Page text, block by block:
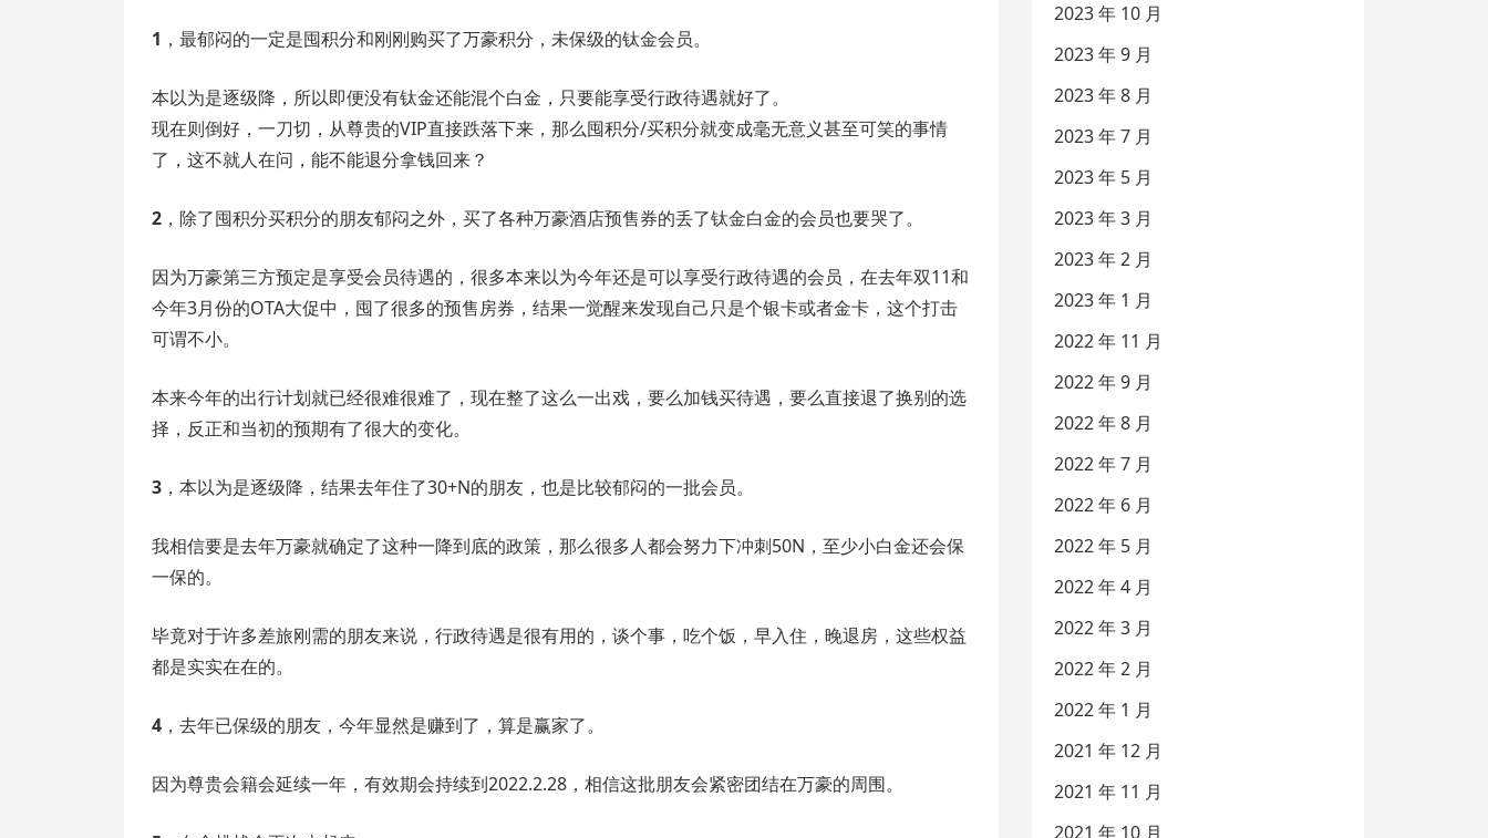
1 ，最郁闷的一定是囤积分和刚刚购买了万豪积分，未保级的钛金会员。
本以为是逐级降，所以即便没有钛金还能混个白金，只要能享受行政待遇就好了。
现在则倒好，一刀切，从尊贵的VIP直接跌落下来，那么囤积分/买积分就变成毫无意义甚至可笑的事情
了，这不就人在问，能不能退分拿钱回来？
2 ，除了囤积分买积分的朋友郁闷之外，买了各种万豪酒店预售券的丢了钛金白金的会员也要哭了。
因为万豪第三方预定是享受会员待遇的，很多本来以为今年还是可以享受行政待遇的会员，在去年双11和
今年3月份的OTA大促中，囤了很多的预售房券，结果一觉醒来发现自己只是个银卡或者金卡，这个打击
可谓不小。
本来今年的出行计划就已经很难很难了，现在整了这么一出戏，要么加钱买待遇，要么直接退了换别的选
择，反正和当初的预期有了很大的变化。
3 ，本以为是逐级降，结果去年住了30+N的朋友，也是比较郁闷的一批会员。
我相信要是去年万豪就确定了这种一降到底的政策，那么很多人都会努力下冲刺50N，至少小白金还会保
一保的。
毕竟对于许多差旅刚需的朋友来说，行政待遇是很有用的，谈个事，吃个饭，早入住，晚退房，这些权益
都是实实在在的。
4 ，去年已保级的朋友，今年显然是赚到了，算是赢家了。
因为尊贵会籍会延续一年，有效期会持续到2022.2.28，相信这批朋友会紧密团结在万豪的周围。
2023 年 10 月
2023 年 9 月
2023 年 8 月
2023 年 7 月
2023 年 5 月
2023 年 3 月
2023 年 2 月
2023 年 1 月
2022 年 11 月
2022 年 9 月
2022 年 8 月
2022 年 7 月
2022 年 6 月
2022 年 5 月
2022 年 4 月
2022 年 3 月
2022 年 2 月
2022 年 1 月
2021 年 12 月
2021 年 11 月
2021 年 10 月